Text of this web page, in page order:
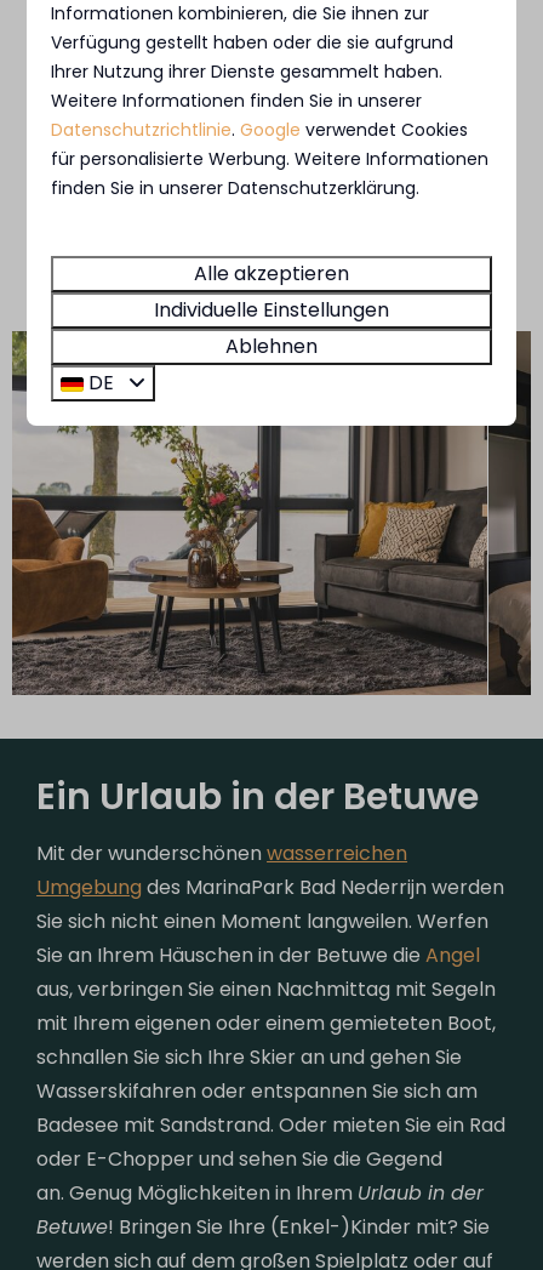
Unsere Ferienvillen in Kürze:
Villen für bis zu 6 Personen
Gemütliches Wohnzimmer und voll
ausgestattete Küche
Schlafzimmer mit Boxspringbetten
Große Terrasse mit Gartenmöbeln
Ein Urlaub in der Betuwe
Mit der wunderschönenwasserreichen
Umgebung des MarinaPark Bad Nederrijn werden
Sie sich nicht einen Moment langweilen. Werfen
Sie an Ihrem Häuschen in der Betuwe dieAngel
aus, verbringen Sie einen Nachmittag mit Segeln
mit Ihrem eigenen oder einem gemieteten Boot,
schnallen Sie sich Ihre Skier an und gehen Sie
Wasserskifahren oder entspannen Sie sich am
Badesee mit Sandstrand. Oder mieten Sie ein Rad
oder E-Chopper und sehen Sie die Gegend
an. Genug Möglichkeiten in Ihrem Urlaub in der
Betuwe! Bringen Sie Ihre (Enkel-)Kinder mit? Sie
werden sich auf dem großen Spielplatz oder auf
Informationen kombinieren, die Sie ihnen zur
Verfügung gestellt haben oder die sie aufgrund
Ihrer Nutzung ihrer Dienste gesammelt haben.
Weitere Informationen finden Sie in unserer
Datenschutzrichtlinie.Google verwendet Cookies
für personalisierte Werbung. Weitere Informationen
finden Sie in unserer Datenschutzerklärung.
Alle akzeptieren
Individuelle Einstellungen
Ablehnen
DE